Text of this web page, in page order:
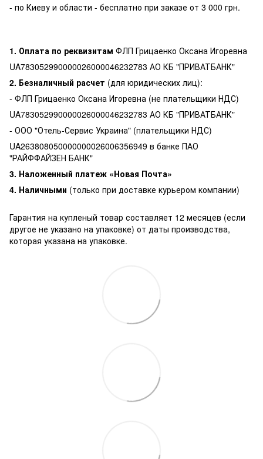
- по Киеву и области - бесплатно при заказе от 3 000 грн.
1. Оплата по реквизитам ФЛП Грицаенко Оксана Игоревна
UA783052990000026000046232783 АО КБ "ПРИВАТБАНК"
2. Безналичный расчет (для юридических лиц):
- ФЛП Грицаенко Оксана Игоревна (не плательщики НДС)
UA783052990000026000046232783 АО КБ "ПРИВАТБАНК"
- ООО "Отель-Сервис Украина" (плательщики НДС)
UA263808050000000026006356949 в банке ПАО
"РАЙФФАЙЗЕН БАНК"
3. Наложенный платеж «Новая Почта»
4. Наличными (только при доставке курьером компании)
Гарантия на купленый товар составляет 12 месяцев (если
другое не указано на упаковке) от даты производства,
которая указана на упаковке.